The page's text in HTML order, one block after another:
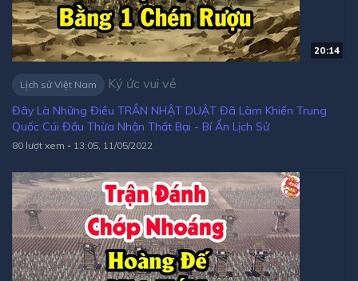
20:14
Lịch sử Việt Nam Ký ức vui vẻ
Đây Là Những Điều TRẦN NHẬT DUẬT Đã Làm Khiến Trung
Quốc Cúi Đầu Thừa Nhận Thất Bại - Bí Ẩn Lịch Sử
80 lượt xem - 13:05, 11/05/2022